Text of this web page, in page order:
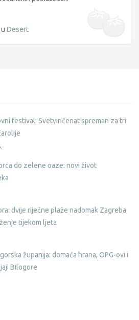
u Desert
festival: Svetvinčenat spreman za tri
do zelene oaze: novi život
dvije riječne plaže nadomak Zagreba
tijekom ljeta
županija: domaća hrana, OPG-ovi i
Bilogore